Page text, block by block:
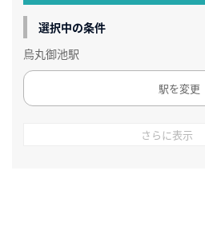
選択中の条件
烏丸御池駅
駅を変更
さらに表示